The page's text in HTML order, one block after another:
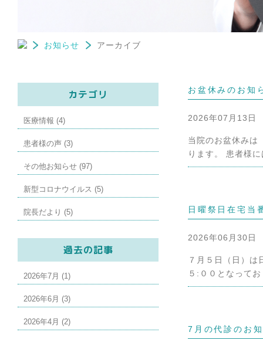
お知らせ アーカイブ
カテゴリ
医療情報 (4)
患者様の声 (3)
その他お知らせ (97)
新型コロナウイルス (5)
院長だより (5)
過去の記事
2026年7月 (1)
2026年6月 (3)
2026年4月 (2)
お盆休みのお知
2026年07月13日
当院のお盆休みは
ります。 患者様
日曜祭日在宅当
2026年06月30日
７月５日（日）
５:００となって
7月の代診のお